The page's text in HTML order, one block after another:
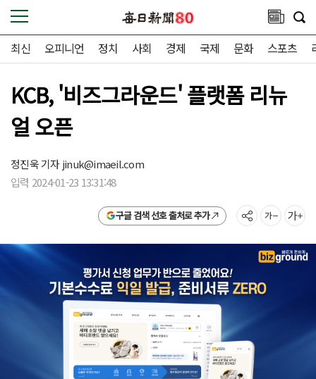
최신 오피니언 정치 사회 경제 국제 문화 스포츠
KCB, '비즈그라운드' 플랫폼 리뉴
얼 오픈
정진욱 기자jinuk@imaeil.com
입력 2024-01-23 13:31:48
구글 검색 선호 출처로 추가